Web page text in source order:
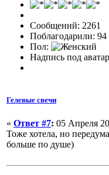
Сообщений: 2261
Поблагодарили: 94
Пол:
Надпись под
Гелевые свечи
« Ответ #7: 05 Апреля
Тоже хотела, но
больше по душе)